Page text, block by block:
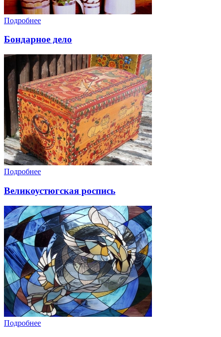
Подробнее
Бондарное дело
Подробнее
Великоустюгская роспись
Подробнее